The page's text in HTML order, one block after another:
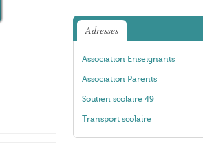
Adresses
Association Enseignants
Association Parents
Soutien scolaire 49
Transport scolaire